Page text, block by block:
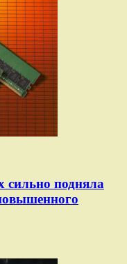
сильно подняла